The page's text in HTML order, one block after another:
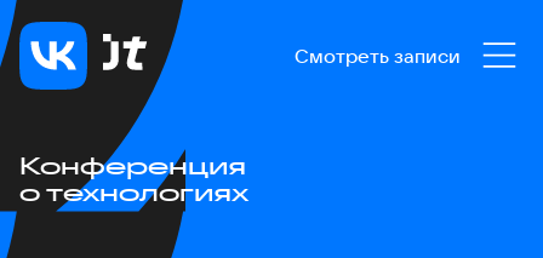
Смотреть записи
Конференция
о технологиях